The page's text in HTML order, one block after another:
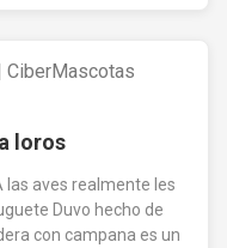
loros
las aves realmente les
Duvo hecho de
con campana es un